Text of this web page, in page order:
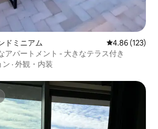
ドミニアム レビュー123
4.86 (123)
アパートメント - 大きなテラス付き
ン · 外観・内装